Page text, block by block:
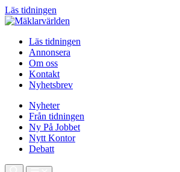
Läs tidningen
Läs tidningen
Annonsera
Om oss
Kontakt
Nyhetsbrev
Nyheter
Från tidningen
Ny På Jobbet
Nytt Kontor
Debatt